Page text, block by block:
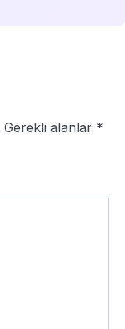
Gerekli alanlar *